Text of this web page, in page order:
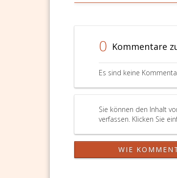
des
aus
der
0 Kommentare
Es sind keine
Sie können den Inhalt
verfassen. Klicken Sie
WIE